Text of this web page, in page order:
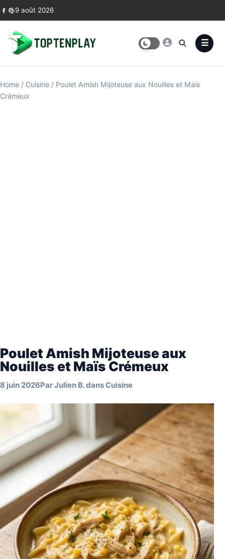
Skip to content
9 août 2026
Home / Cuisine / Poulet Amish Mijoteuse aux Nouilles et Maïs
Crémeux
Poulet Amish Mijoteuse aux
Nouilles et Maïs Crémeux
8 juin 2026ParJulien B.dansCuisine